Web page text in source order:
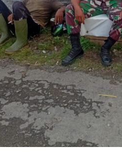
a
R
o
b
y
K
u
r
n
i
a
w
a
n
P
e